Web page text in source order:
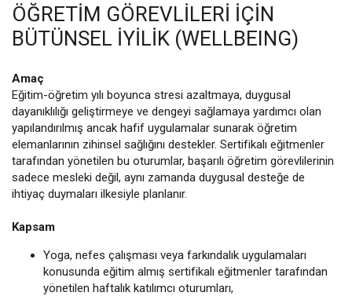
ÖĞRETIM GÖREVLILERI IÇIN
BÜTÜNSEL İYILIK (WELLBEING)
Amaç
Eğitim-öğretim yılı boyunca stresi azaltmaya, duygusal
dayanıklılığı geliştirmeye ve dengeyi sağlamaya yardımcı olan
yapılandırılmış ancak hafif uygulamalar sunarak öğretim
elemanlarının zihinsel sağlığını destekler. Sertifikalı eğitmenler
tarafından yönetilen bu oturumlar, başarılı öğretim görevlilerinin
sadece mesleki değil, aynı zamanda duygusal desteğe de
ihtiyaç duymaları ilkesiyle planlanır.
Kapsam
Yoga, nefes çalışması veya farkındalık uygulamaları
konusunda eğitim almış sertifikalı eğitmenler tarafından
yönetilen haftalık katılımcı oturumları,